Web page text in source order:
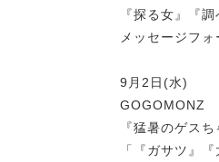
『探る女』『
メッセージフォ
9月2日(水)
GOGOMONZ
『猛暑のゲス
「『ガサツ』